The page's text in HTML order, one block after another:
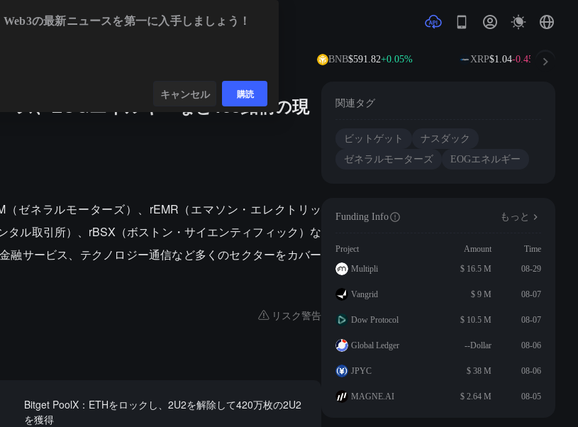
BNB$591.82+0.05% XRP$1.04-0.45%
ズ、EOGエネルギーなど108銘柄の現
ゼネラルモーターズ）、rEMR（エマソン・エレクトリッ
ル取引所）、rBSX（ボストン・サイエンティフィック）な
融サービス、テクノロジー通信など多くのセクターをカバー
リスク警告
Bitget PoolX：ETHをロックし、2U2を解除して420万枚の2U2
を獲得
関連タグ
ビットゲット
ナスダック
ゼネラルモーターズ
EOGエネルギー
Funding Info もっと
Project Amount
Time
Multipli
$ 16.5 M 08-29
Vangrid $ 9 M 08-07
Dow Protocol $ 10.5 M 08-07
Global Ledger --Dollar 08-06
JPYC $ 38 M 08-06
MAGNE.AI $ 2.64 M 08-05
Web3の最新ニュースを第一に入手しましょう！
キャンセル 購読